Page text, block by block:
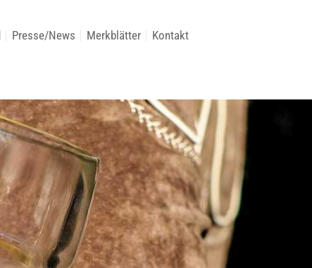
Presse/News Merkblätter Kontakt